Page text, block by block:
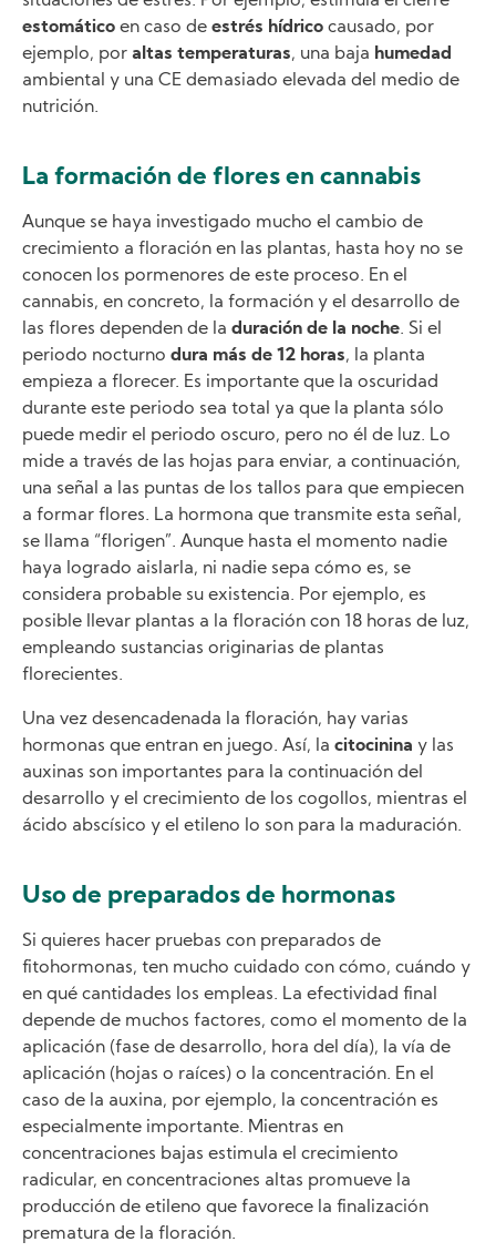
estomático en caso de estrés hídrico causado, por
ejemplo, por altas temperaturas, una baja humedad
ambiental y una CE demasiado elevada del medio de
nutrición.
La formación de flores en cannabis
Aunque se haya investigado mucho el cambio de
crecimiento a floración en las plantas, hasta hoy no se
conocen los pormenores de este proceso. En el
cannabis, en concreto, la formación y el desarrollo de
las flores dependen de la duración de la noche. Si el
periodo nocturno dura más de 12 horas, la planta
empieza a florecer. Es importante que la oscuridad
durante este periodo sea total ya que la planta sólo
puede medir el periodo oscuro, pero no él de luz. Lo
mide a través de las hojas para enviar, a continuación,
una señal a las puntas de los tallos para que empiecen
a formar flores. La hormona que transmite esta señal,
se llama “florigen”. Aunque hasta el momento nadie
haya logrado aislarla, ni nadie sepa cómo es, se
considera probable su existencia. Por ejemplo, es
posible llevar plantas a la floración con 18 horas de luz,
empleando sustancias originarias de plantas
florecientes.
Una vez desencadenada la floración, hay varias
hormonas que entran en juego. Así, la citocinina y las
auxinas son importantes para la continuación del
desarrollo y el crecimiento de los cogollos, mientras el
ácido abscísico y el etileno lo son para la maduración.
Uso de preparados de hormonas
Si quieres hacer pruebas con preparados de
fitohormonas, ten mucho cuidado con cómo, cuándo y
en qué cantidades los empleas. La efectividad final
depende de muchos factores, como el momento de la
aplicación (fase de desarrollo, hora del día), la vía de
aplicación (hojas o raíces) o la concentración. En el
caso de la auxina, por ejemplo, la concentración es
especialmente importante. Mientras en
concentraciones bajas estimula el crecimiento
radicular, en concentraciones altas promueve la
producción de etileno que favorece la finalización
prematura de la floración.